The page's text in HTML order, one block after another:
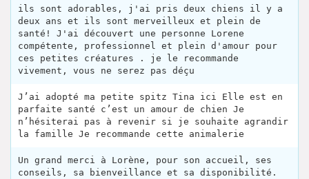
ils sont adorables, j'ai pris deux chiens il y a
deux ans et ils sont merveilleux et plein de
santé! J'ai découvert une personne Lorene
compétente, professionnel et plein d'amour pour
ces petites créatures . je le recommande
vivement, vous ne serez pas déçu
J’ai adopté ma petite spitz Tina ici Elle est en
parfaite santé c’est un amour de chien Je
n’hésiterai pas à revenir si je souhaite agrandir
la famille Je recommande cette animalerie
Un grand merci à Lorène, pour son accueil, ses
conseils, sa bienveillance et sa disponibilité.